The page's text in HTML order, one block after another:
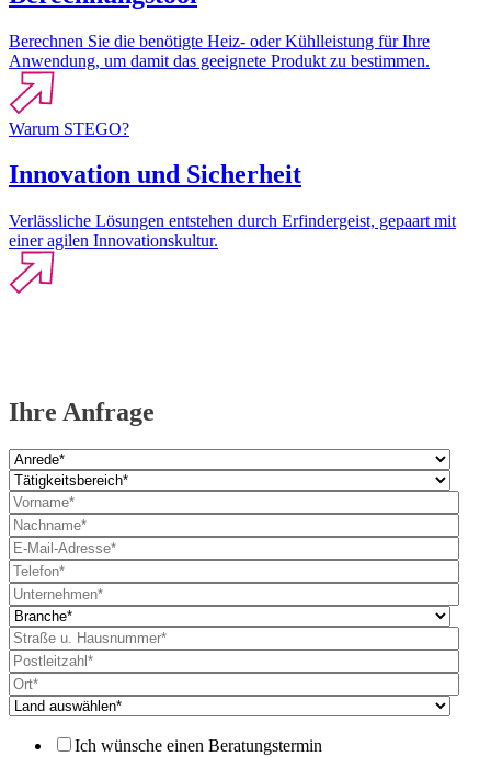
Berechnen Sie die benötigte Heiz- oder Kühlleistung für Ihre
Anwendung, um damit das geeignete Produkt zu bestimmen.
Warum STEGO?
Innovation und Sicherheit
Verlässliche Lösungen entstehen durch Erfindergeist, gepaart mit
einer agilen Innovationskultur.
Ihre Anfrage
Ich wünsche einen Beratungstermin